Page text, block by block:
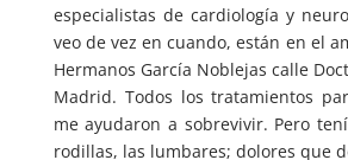
especialistas de cardiología y
veo de vez en cuando, están en el
Hermanos García Noblejas calle
Madrid. Todos los tratamientos
me ayudaron a sobrevivir. Pero
rodillas, las lumbares; dolores que